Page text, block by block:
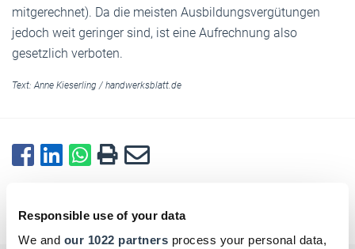
Responsible use of your data
We and our 1022 partners process your personal data,
mitgerechnet). Da die meisten Ausbildungsvergütungen
jedoch weit geringer sind, ist eine Aufrechnung also
gesetzlich verboten.
Text: Anne Kieserling / handwerksblatt.de